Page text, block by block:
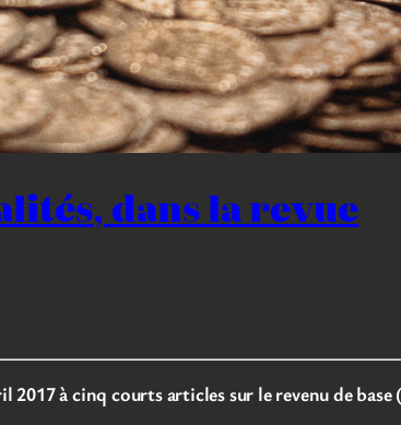
dans la revue
à cinq courts articles sur le revenu de base